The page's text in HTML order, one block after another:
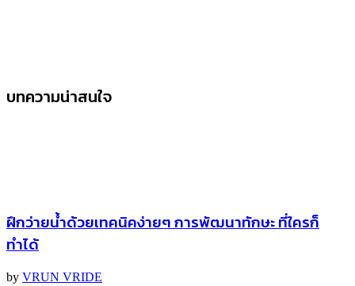
บทความน่าสนใจ
ฝึกว่ายน้ำด้วยเทคนิคง่ายๆ การพัฒนาทักษะ ที่ใครก็
ทำได้
by VRUN VRIDE